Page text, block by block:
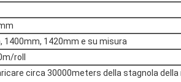
1400mm, 1420mm e su misura
roll
circa 30000meters della stagnola della